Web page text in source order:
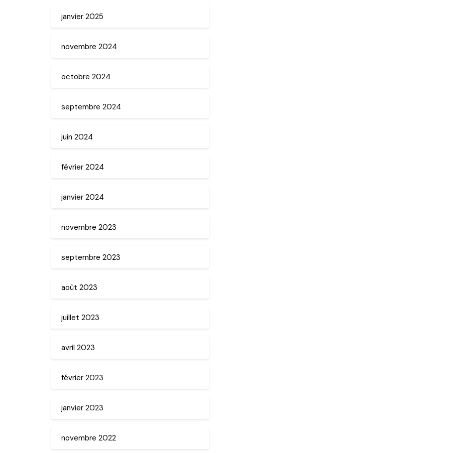
janvier 2025
novembre 2024
octobre 2024
septembre 2024
juin 2024
février 2024
janvier 2024
novembre 2023
septembre 2023
août 2023
juillet 2023
avril 2023
février 2023
janvier 2023
novembre 2022